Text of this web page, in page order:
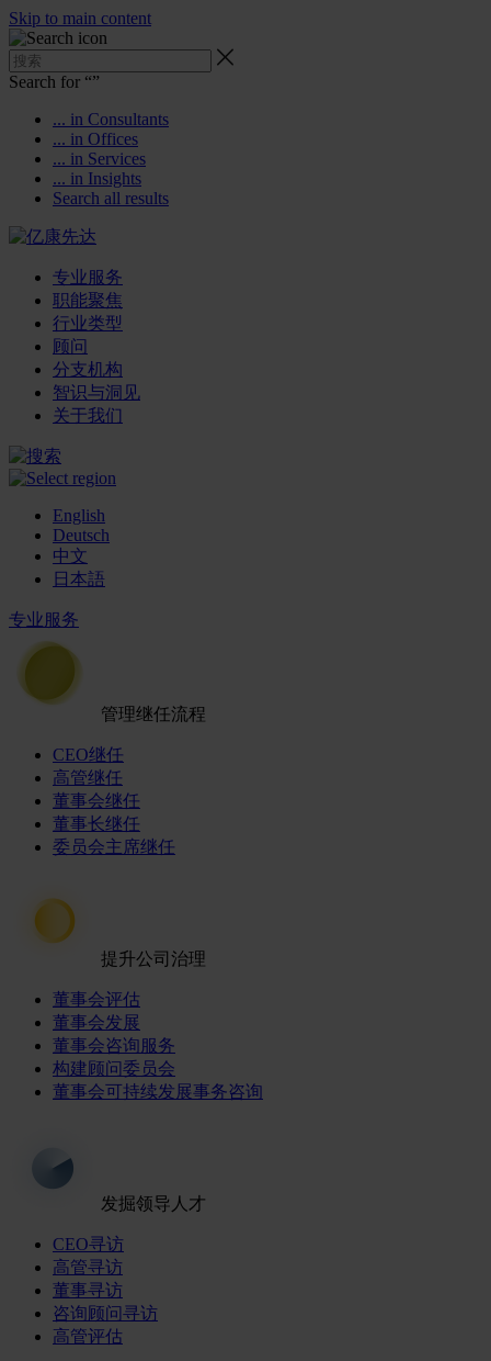
Skip to main content
Search for “”
... in Consultants
... in Offices
... in Services
... in Insights
Search all results
专业服务
职能聚焦
行业类型
顾问
分支机构
智识与洞见
关于我们
English
Deutsch
中文
日本語
专业服务
管理继任流程
CEO继任
高管继任
董事会继任
董事长继任
委员会主席继任
提升公司治理
董事会评估
董事会发展
董事会咨询服务
构建顾问委员会
董事会可持续发展事务咨询
发掘领导人才
CEO寻访
高管寻访
董事寻访
咨询顾问寻访
高管评估